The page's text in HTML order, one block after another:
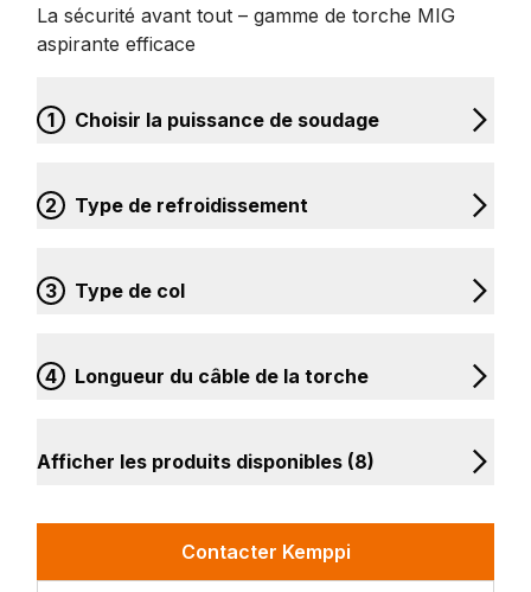
La sécurité avant tout – gamme de torche MIG
aspirante efficace
1 Choisir la puissance de soudage
2 Type de refroidissement
3 Type de col
4 Longueur du câble de la torche
Afficher les produits disponibles (8)
Contacter Kemppi